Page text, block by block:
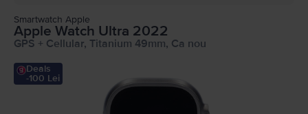
Smartwatch Apple
Apple Watch Ultra 2022
GPS + Cellular, Titanium 49mm, Ca nou
Deals
-100 Lei